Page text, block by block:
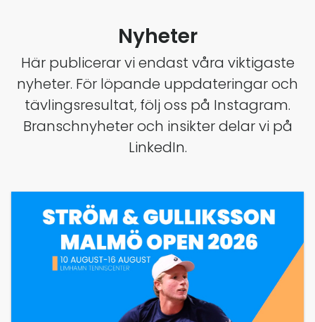
Nyheter
Här publicerar vi endast våra viktigaste
nyheter. För löpande uppdateringar och
tävlingsresultat, följ oss på Instagram.
Branschnyheter och insikter delar vi på
LinkedIn.